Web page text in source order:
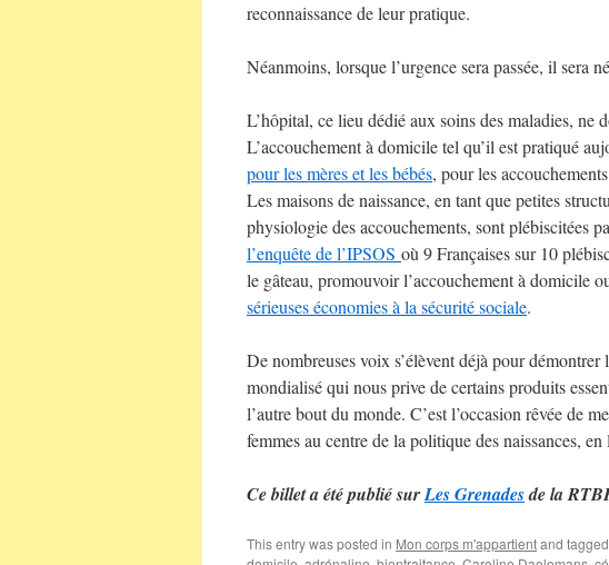
reconnaissance de leur pratique.
Néanmoins, lorsque l’urgence sera passée, il sera
L’hôpital, ce lieu dédié aux soins des maladies, ne
L’accouchement à domicile tel qu’il est pratiqué
pour les mères et les bébés, pour les
Les maisons de naissance, en tant que petites
physiologie des accouchements, sont plébiscitées
l’enquête de l’IPSOS où 9 Françaises sur 10
le gâteau, promouvoir l’accouchement à domicile
sérieuses économies à la sécurité sociale.
De nombreuses voix s’élèvent déjà pour
mondialisé qui nous prive de certains produits
l’autre bout du monde. C’est l’occasion rêvée de
femmes au centre de la politique des naissances,
Ce billet a été publié surLes Grenadesde la
This entry was posted in Mon corps m'appartientand tagged